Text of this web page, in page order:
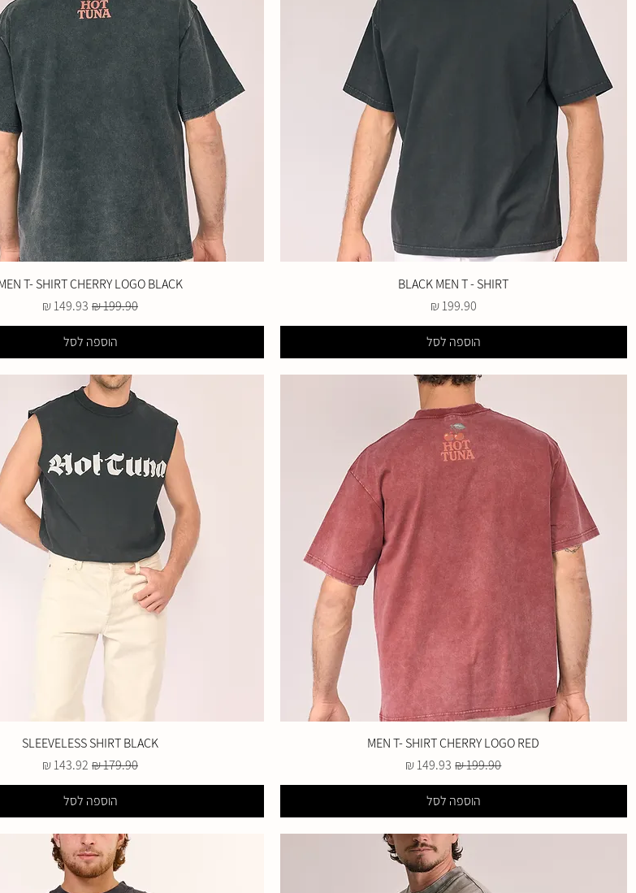
BLACK MEN T - SHIRT
מחיר
הוספה לסל
T- SHIRT CHERRY LOGO BLACK
מחיר רגיל מחיר מבצע
הוספה לסל
MEN T- SHIRT CHERRY LOGO RED
מחיר רגיל‏199.90 ‏₪ מחיר מבצע
הוספה לסל
SLEEVELESS SHIRT BLACK
מחיר רגיל מחיר מבצע
הוספה לסל